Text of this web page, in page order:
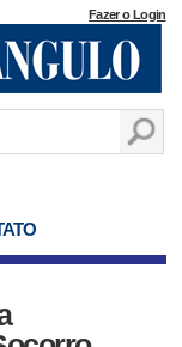
Fazer o Login